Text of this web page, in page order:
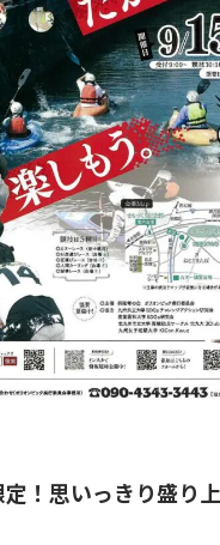
！思いっきり盛り